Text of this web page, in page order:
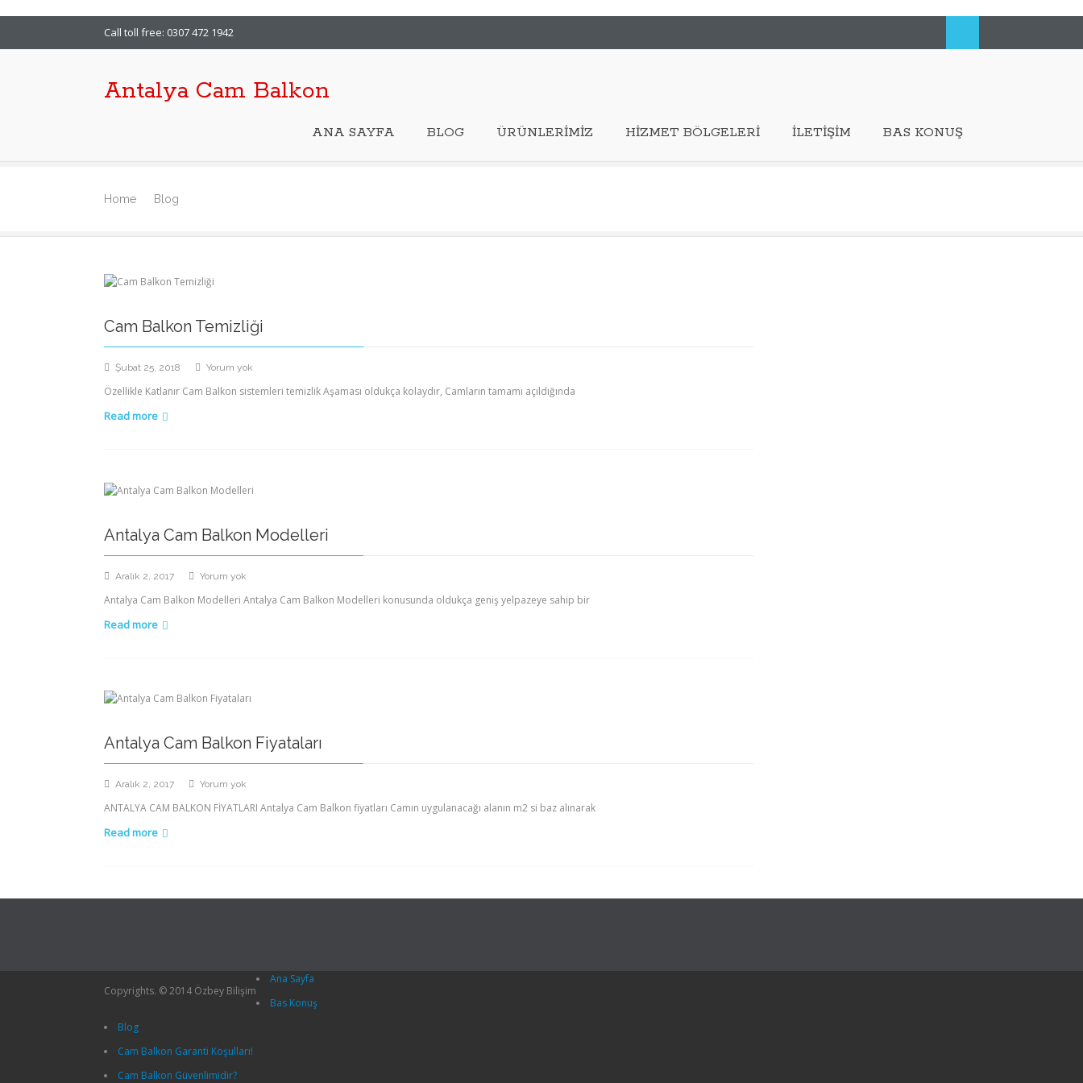
Call toll free: 0307 472 1942
Antalya Cam Balkon
ANA SAYFA BLOG ÜRÜNLERIMIZ HIZMET BÖLGELERI İLETIŞIM BAS KONUŞ
Home Blog
Cam Balkon Temizliği
Şubat 25, 2018 Yorum yok
Temizliği
Özellikle Katlanır Cam Balkon sistemleri temizlik Aşaması oldukça kolaydır, Camların tamamı açıldığında
Read more
Antalya Cam Balkon Modelleri
Aralık 2, 2017 Yorum yok
Balkon
Antalya Cam Balkon Modelleri Antalya Cam Balkon Modelleri konusunda oldukça geniş yelpazeye sahip bir
Read more
Antalya Cam Balkon Fiyataları
Aralık 2, 2017 Yorum yok
ANTALYA CAM BALKON FİYATLARI Antalya Cam Balkon fiyatları Camın uygulanacağı alanın m2 si baz alınarak
Read more
Copyrights. © 2014 Özbey Bilişim
Ana Sayfa
Bas Konuş
Blog
Cam Balkon Garanti Koşulları!
Cam Balkon Güvenlimidir?